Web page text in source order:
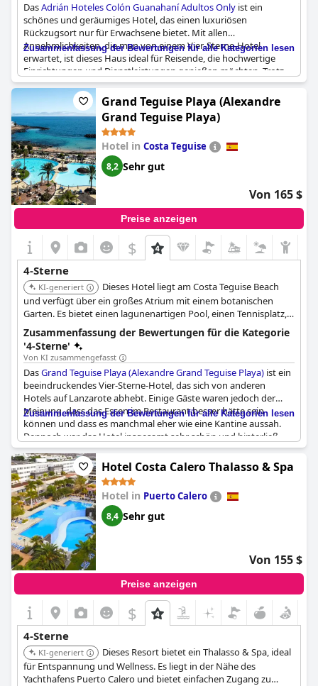
DasAdrián Hoteles Colón Guanahaní Adultos Only ist ein
schönes und geräumiges Hotel, das einen luxuriösen
Rückzugsort nur für Erwachsene bietet. Mit allen
Annehmlichkeiten, die man von einem Vier-Sterne-Hotel
erwartet, ist dieses Haus ideal für Reisende, die hochwertige
Einrichtungen und Dienstleistungen genießen möchten. Trotz
seiner Größe schafft das Hotel eine entspannende Atmosphäre,
in der man die Seele baumeln lassen und die Sonne genießen
kann. Das Hotel wurde für seine Qualität hoch gelobt und gilt
als preisgünstige Option für alle, die ein Fünf-Sterne-Erlebnis für
wenig Geld suchen. Auch wenn einige Gäste das Essen als nicht
so gut empfunden haben, ist das Hotel insgesamt eine gute
Wahl für alle, die einen luxuriösen und komfortablen Aufenthalt
suchen.
Zusammenfassung der Bewertungen für alle Kategorien lesen
Grand Teguise Playa (Alexandre
Grand Teguise Playa)
Hotel in Costa Teguise
8,2 Sehr gut
Von 165 $
Preise anzeigen
$
4-Sterne
KI-generiert
Dieses Hotel liegt am Costa Teguise Beach
und verfügt über ein großes Atrium mit einem botanischen
Garten. Es bietet einen lagunenartigen Pool, einen Tennisplatz,
ein Fitnessstudio, ein Spa und eine Reihe von
Speisemöglichkeiten. Es ist bekannt für seine Lage, Sauberkeit
und das Gesamterlebnis.
Zusammenfassung der Bewertungen für die Kategorie
'4-Sterne'
Von KI zusammengefasst
DasGrand Teguise Playa (Alexandre Grand Teguise Playa) ist ein
beeindruckendes Vier-Sterne-Hotel, das sich von anderen
Hotels auf Lanzarote abhebt. Einige Gäste waren jedoch der
Meinung, dass das Essen im Restaurant besser hätte sein
können und dass es manchmal eher wie eine Kantine aussah.
Dennoch war das Hotel insgesamt sehr schön und hinterließ
einen guten Eindruck. Es ist ein Juwel auf der Insel Lanzarote
und bot einem Gast ein erholsames Urlaubserlebnis. Ein anderer
Gast meinte, es entspreche nicht dem Standard eines Vier-
Sterne-Hotels. Nichtsdestotrotz war das Hotel selbst schön und
beeindruckend im Inneren.
Zusammenfassung der Bewertungen für alle Kategorien lesen
Hotel Costa Calero Thalasso & Spa
Hotel in Puerto Calero
8,4 Sehr gut
Von 155 $
Preise anzeigen
$
4-Sterne
KI-generiert
Dieses Resort bietet ein Thalasso & Spa, ideal
für Entspannung und Wellness. Es liegt in der Nähe des
Yachthafens Puerto Calero und bietet einfachen Zugang zu